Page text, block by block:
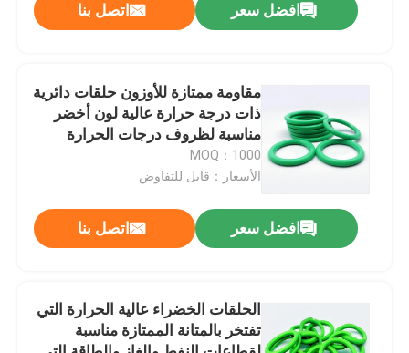
افضل سعر اتصل بنا
مقاومة ممتازة للأوزون حلقات دائرية
ذات درجة حرارة عالية لون أخضر
مناسبة لظروف درجات الحرارة
القصوى والإحكام في الأنظمة
الميكانيكية
MOQ：1000
الأسعار：قابل للتفاوض
افضل سعر اتصل بنا
الحلقات الخضراء عالية الحرارة التي
تفتخر بالمتانة الممتازة مناسبة